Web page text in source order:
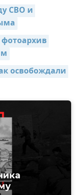
СВО и
освобождали